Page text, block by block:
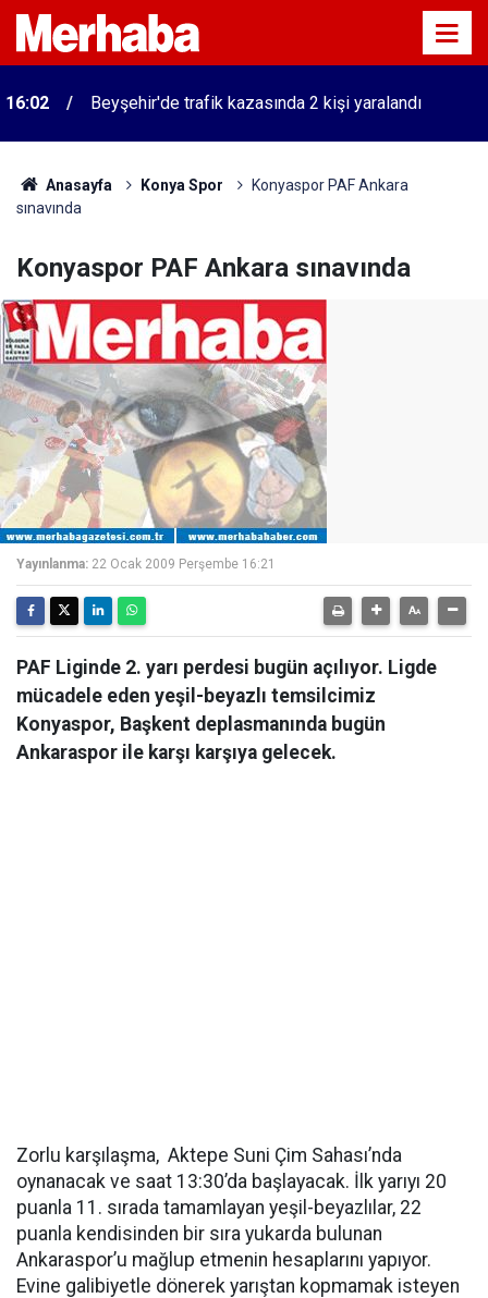
16:02 Beyşehir'de trafik kazasında 2 kişi yaralandı
Anasayfa Konya Spor
Konyaspor PAF Ankara
sınavında
Konyaspor PAF Ankara sınavında
Yayınlanma: 22 Ocak 2009 Perşembe 16:21
PAF Liginde 2. yarı perdesi bugün açılıyor. Ligde
mücadele eden yeşil-beyazlı temsilcimiz
Konyaspor, Başkent deplasmanında bugün
Ankaraspor ile karşı karşıya gelecek.
Zorlu karşılaşma, Aktepe Suni Çim Sahası’nda
oynanacak ve saat 13:30’da başlayacak. İlk yarıyı 20
puanla 11. sırada tamamlayan yeşil-beyazlılar, 22
puanla kendisinden bir sıra yukarda bulunan
Ankaraspor’u mağlup etmenin hesaplarını yapıyor.
Evine galibiyetle dönerek yarıştan kopmamak isteyen